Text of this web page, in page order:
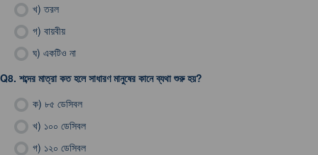
খ) তরল
গ) বায়বীয়
ঘ) একটিও না
Q8. শব্দের মাত্রা কত হলে সাধারণ মানুষের কানে ব্যথা শুরু হয়?
ক) ৮৫ ডেসিবল
খ) ১০০ ডেসিবল
গ) ১২০ ডেসিবল